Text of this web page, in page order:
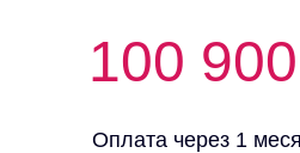
Оплата через 1
100 900